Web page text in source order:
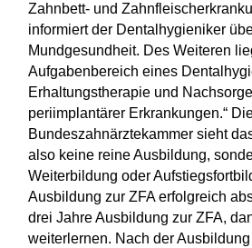
Zahnbett- und
informiert der Dentalhygieniker
Mundgesundheit. Des Weiteren
Aufgabenbereich eines
Erhaltungstherapie und
periimplantärer Erkrankungen.“
Bundeszahnärztekammer sieht
also keine reine Ausbildung,
Weiterbildung oder
Ausbildung zur ZFA erfolgreich
drei Jahre Ausbildung zur ZFA,
weiterlernen. Nach der